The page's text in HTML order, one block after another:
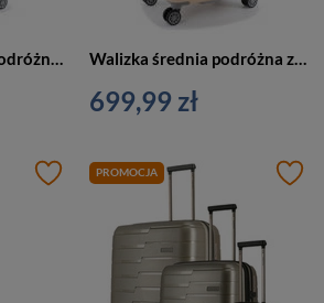
Walizka kabinowa podróżna mała złota - ELLE Debossed Walizka średnia podróżna złota 4 kółka - ELLE Debossed
699,99 zł
PROMOCJA